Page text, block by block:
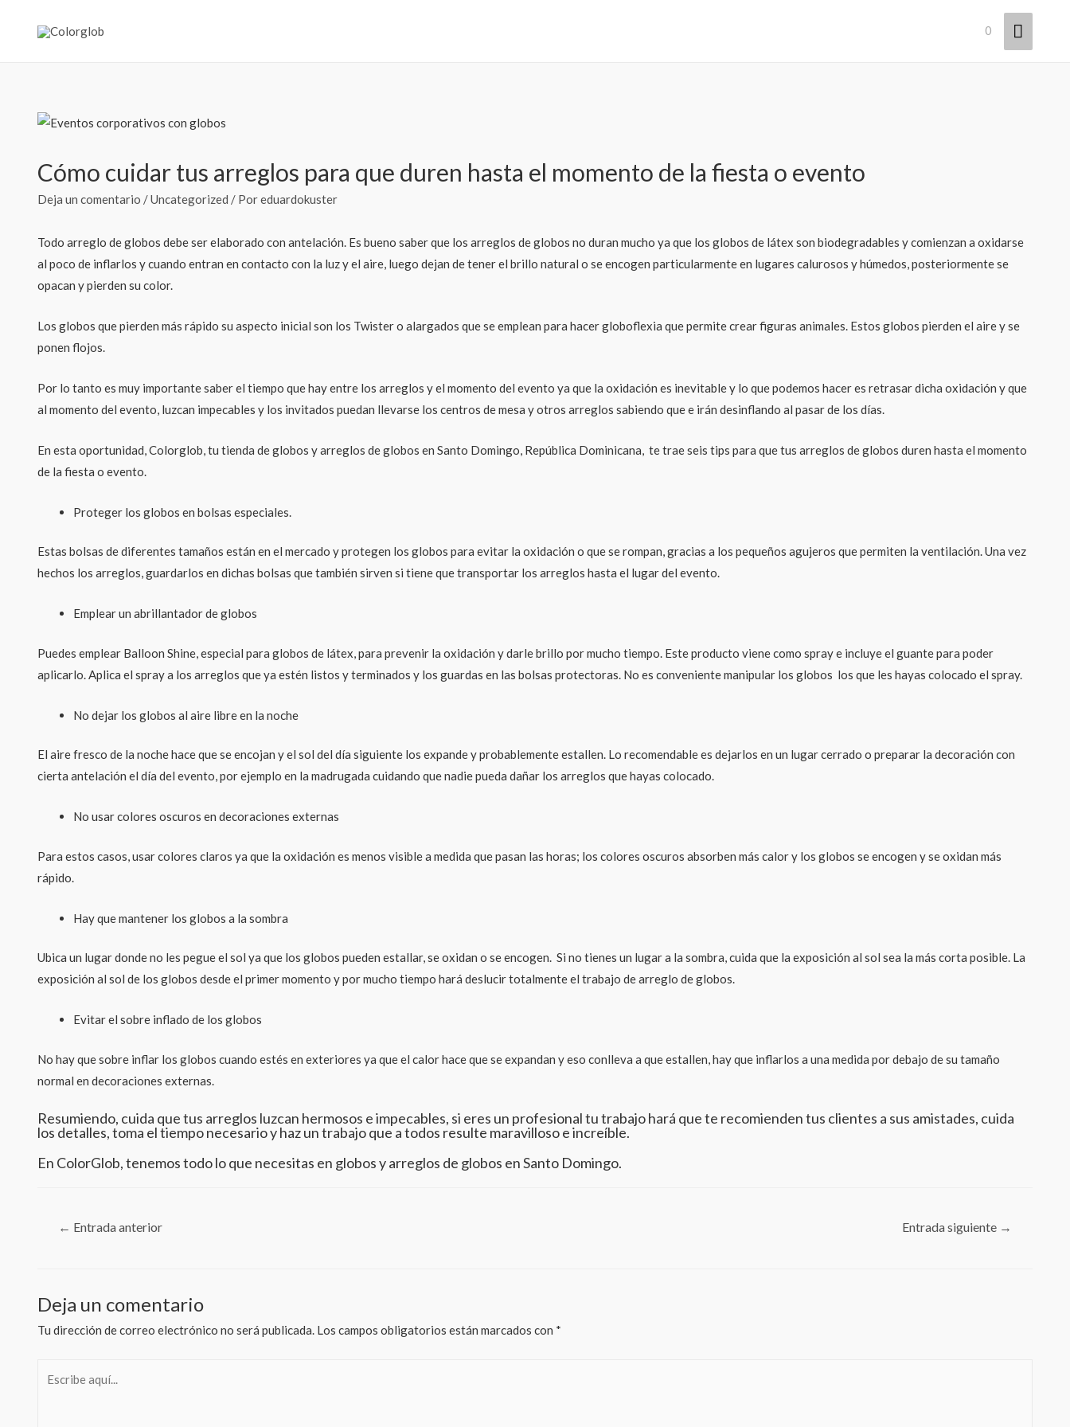
Menú
0
Cómo cuidar tus arreglos para que duren hasta el momento de la fiesta o evento
Deja un comentario /Uncategorized / Poreduardokuster
Todo arreglo de globos debe ser elaborado con antelación. Es bueno saber que los arreglos de globos no duran mucho ya que los globos de látex son biodegradables y comienzan a oxidarse
al poco de inflarlos y cuando entran en contacto con la luz y el aire, luego dejan de tener el brillo natural o se encogen particularmente en lugares calurosos y húmedos, posteriormente se
opacan y pierden su color.
Los globos que pierden más rápido su aspecto inicial son los Twister o alargados que se emplean para hacer globoflexia que permite crear figuras animales. Estos globos pierden el aire y se
ponen flojos.
Por lo tanto es muy importante saber el tiempo que hay entre los arreglos y el momento del evento ya que la oxidación es inevitable y lo que podemos hacer es retrasar dicha oxidación y que
al momento del evento, luzcan impecables y los invitados puedan llevarse los centros de mesa y otros arreglos sabiendo que e irán desinflando al pasar de los días.
En esta oportunidad, Colorglob, tu tienda de globos y arreglos de globos en Santo Domingo, República Dominicana, te trae seis tips para que tus arreglos de globos duren hasta el momento
de la fiesta o evento.
Proteger los globos en bolsas especiales.
Estas bolsas de diferentes tamaños están en el mercado y protegen los globos para evitar la oxidación o que se rompan, gracias a los pequeños agujeros que permiten la ventilación. Una vez
hechos los arreglos, guardarlos en dichas bolsas que también sirven si tiene que transportar los arreglos hasta el lugar del evento.
Emplear un abrillantador de globos
Puedes emplear Balloon Shine, especial para globos de látex, para prevenir la oxidación y darle brillo por mucho tiempo. Este producto viene como spray e incluye el guante para poder
aplicarlo. Aplica el spray a los arreglos que ya estén listos y terminados y los guardas en las bolsas protectoras. No es conveniente manipular los globos los que les hayas colocado el spray.
No dejar los globos al aire libre en la noche
El aire fresco de la noche hace que se encojan y el sol del día siguiente los expande y probablemente estallen. Lo recomendable es dejarlos en un lugar cerrado o preparar la decoración con
cierta antelación el día del evento, por ejemplo en la madrugada cuidando que nadie pueda dañar los arreglos que hayas colocado.
No usar colores oscuros en decoraciones externas
Para estos casos, usar colores claros ya que la oxidación es menos visible a medida que pasan las horas; los colores oscuros absorben más calor y los globos se encogen y se oxidan más
rápido.
Hay que mantener los globos a la sombra
Ubica un lugar donde no les pegue el sol ya que los globos pueden estallar, se oxidan o se encogen. Si no tienes un lugar a la sombra, cuida que la exposición al sol sea la más corta posible. La
exposición al sol de los globos desde el primer momento y por mucho tiempo hará deslucir totalmente el trabajo de arreglo de globos.
Evitar el sobre inflado de los globos
No hay que sobre inflar los globos cuando estés en exteriores ya que el calor hace que se expandan y eso conlleva a que estallen, hay que inflarlos a una medida por debajo de su tamaño
normal en decoraciones externas.
Resumiendo, cuida que tus arreglos luzcan hermosos e impecables, si eres un profesional tu trabajo hará que te recomienden tus clientes a sus amistades, cuida
los detalles, toma el tiempo necesario y haz un trabajo que a todos resulte maravilloso e increíble.
En ColorGlob, tenemos todo lo que necesitas en globos y arreglos de globos en Santo Domingo.
Navegación
entradas
← Entrada anterior Entrada siguiente →
Deja un comentario
Tu dirección de correo electrónico no será publicada. Los campos obligatorios están marcados con *